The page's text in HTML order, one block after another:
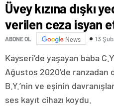
Üvey kızına dışkı
verilen ceza isyan
ABONE OL News 13
Kayseri’de yaşayan baba
Ağustos 2020’de ranzadan
B.Y.’nin ve eşinin
ses kayıt cihazı koydu.